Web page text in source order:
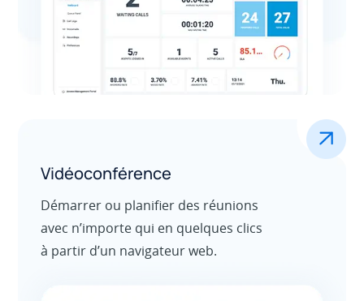
Vidéoconférence
Démarrer ou planifier des réunions
avec n’importe qui en quelques clics
à partir d’un navigateur web.
.